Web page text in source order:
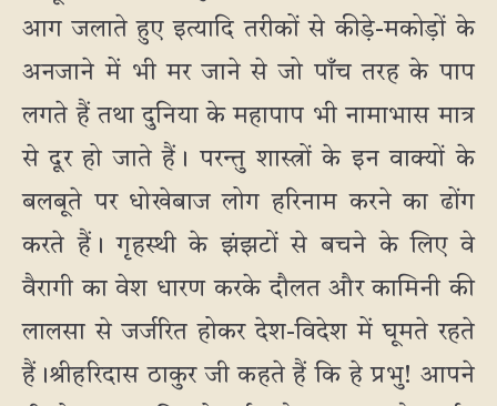
आग जलाते हुए इत्यादि तरीकों से कीड़े-मकोड़ों के
अनजाने में भी मर जाने से जो पाँच तरह के पाप
लगते हैं तथा दुनिया के महापाप भी नामाभास मात्र
से दूर हो जाते हैं। परन्तु शास्त्रों के इन वाक्यों के
बलबूते पर धोखेबाज लोग हरिनाम करने का ढोंग
करते हैं। गृहस्थी के झंझटों से बचने के लिए वे
वैरागी का वेश धारण करके दौलत और कामिनी की
लालसा से जर्जरित होकर देश-विदेश में घूमते रहते
हैं।श्रीहरिदास ठाकुर जी कहते हैं कि हे प्रभु! आपने